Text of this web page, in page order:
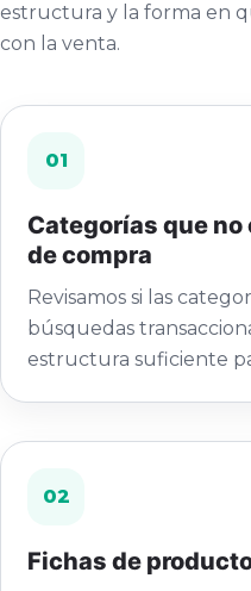
estructura y la forma en
con la venta.
01
Categorías que
de compra
Revisamos si las
búsquedas
estructura suficiente
02
Fichas de